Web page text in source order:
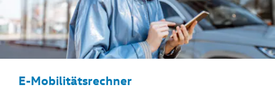
E-Mobilitätsrechner